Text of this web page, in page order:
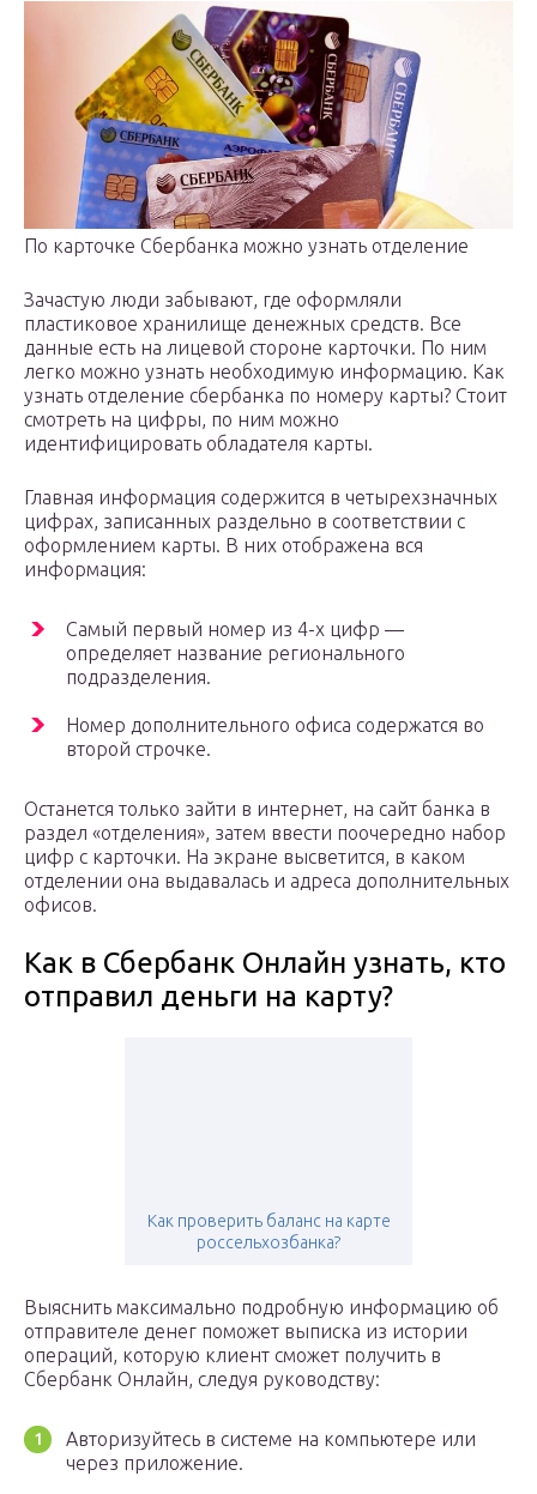
По карточке Сбербанка можно узнать отделение
Зачастую люди забывают, где оформляли
пластиковое хранилище денежных средств. Все
данные есть на лицевой стороне карточки. По ним
легко можно узнать необходимую информацию. Как
узнать отделение сбербанка по номеру карты? Стоит
смотреть на цифры, по ним можно
идентифицировать обладателя карты.
Главная информация содержится в четырехзначных
цифрах, записанных раздельно в соответствии с
оформлением карты. В них отображена вся
информация:
Самый первый номер из 4-х цифр —
определяет название регионального
подразделения.
Номер дополнительного офиса содержатся во
второй строчке.
Останется только зайти в интернет, на сайт банка в
раздел «отделения», затем ввести поочередно набор
цифр с карточки. На экране высветится, в каком
отделении она выдавалась и адреса дополнительных
офисов.
Как в Сбербанк Онлайн узнать, кто
отправил деньги на карту?
Как проверить баланс на карте
россельхозбанка?
Выяснить максимально подробную информацию об
отправителе денег поможет выписка из истории
операций, которую клиент сможет получить в
Сбербанк Онлайн, следуя руководству:
Авторизуйтесь в системе на компьютере или
через приложение.